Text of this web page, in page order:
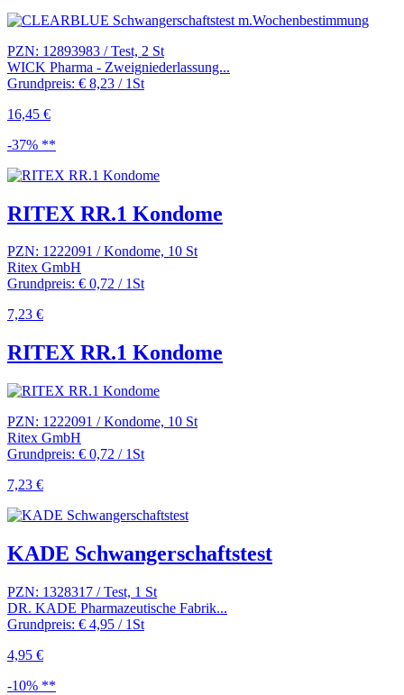
PZN: 12893983 / Test, 2 St
WICK Pharma - Zweigniederlassung...
Grundpreis: € 8,23 / 1St
16,45 €
-37% **
RITEX RR.1 Kondome
PZN: 1222091 / Kondome, 10 St
Ritex GmbH
Grundpreis: € 0,72 / 1St
7,23 €
RITEX RR.1 Kondome
PZN: 1222091 / Kondome, 10 St
Ritex GmbH
Grundpreis: € 0,72 / 1St
7,23 €
KADE Schwangerschaftstest
PZN: 1328317 / Test, 1 St
DR. KADE Pharmazeutische Fabrik...
Grundpreis: € 4,95 / 1St
4,95 €
-10% **